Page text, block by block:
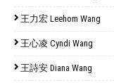
王力宏 Leehom Wang
王心凌 Cyndi Wang
王詩安 Diana Wang